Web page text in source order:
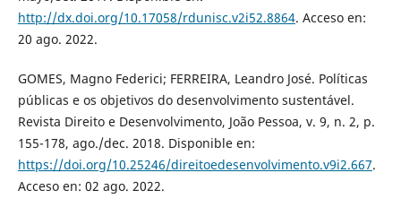
http://dx.doi.org/10.17058/rdunisc.v2i52.8864. Acceso en:
20 ago. 2022.
GOMES, Magno Federici; FERREIRA, Leandro José. Políticas
públicas e os objetivos do desenvolvimento sustentável.
Revista Direito e Desenvolvimento, João Pessoa, v. 9, n. 2, p.
155-178, ago./dec. 2018. Disponible en:
https://doi.org/10.25246/direitoedesenvolvimento.v9i2.667.
Acceso en: 02 ago. 2022.